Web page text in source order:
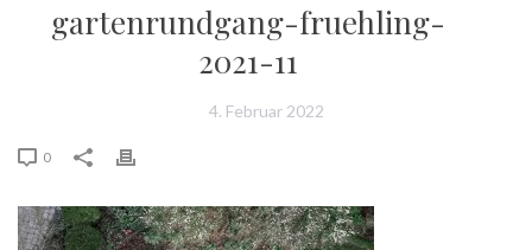
gartenrundgang-fruehling-
2021-11
4. Februar 2022
0